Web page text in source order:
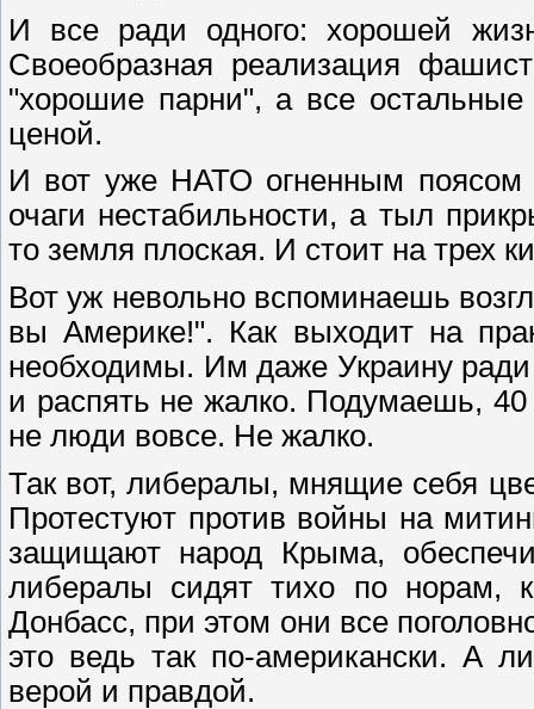
И все ради одного: хорошей
Своеобразная реализация
"хорошие парни", а все
ценой.
И вот уже НАТО огненным поясом
очаги нестабильности, а тыл
то земля плоская. И стоит на трех
Вот уж невольно вспоминаешь
вы Америке!". Как выходит на
необходимы. Им даже Украину
и распять не жалко. Подумаешь,
не люди вовсе. Не жалко.
Так вот, либералы, мнящие себя
Протестуют против войны на
защищают народ Крыма,
либералы сидят тихо по норам,
Донбасс, при этом они все
это ведь так по-американски. А
верой и правдой.